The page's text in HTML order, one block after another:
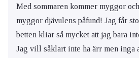
Med sommaren kommer myggor
myggor djävulens påfund! Jag får
betten kliar så mycket att jag bara
Jag vill såklart inte ha ärr men inga